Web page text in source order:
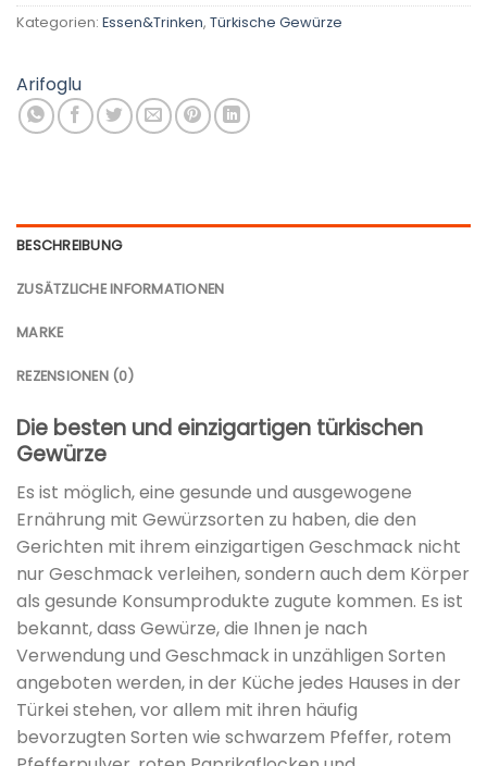
Kategorien: Essen&Trinken, Türkische Gewürze
Arifoglu
BESCHREIBUNG
ZUSÄTZLICHE INFORMATIONEN
MARKE
REZENSIONEN (0)
Die besten und einzigartigen türkischen
Gewürze
Es ist möglich, eine gesunde und ausgewogene
Ernährung mit Gewürzsorten zu haben, die den
Gerichten mit ihrem einzigartigen Geschmack nicht
nur Geschmack verleihen, sondern auch dem Körper
als gesunde Konsumprodukte zugute kommen. Es ist
bekannt, dass Gewürze, die Ihnen je nach
Verwendung und Geschmack in unzähligen Sorten
angeboten werden, in der Küche jedes Hauses in der
Türkei stehen, vor allem mit ihren häufig
bevorzugten Sorten wie schwarzem Pfeffer, rotem